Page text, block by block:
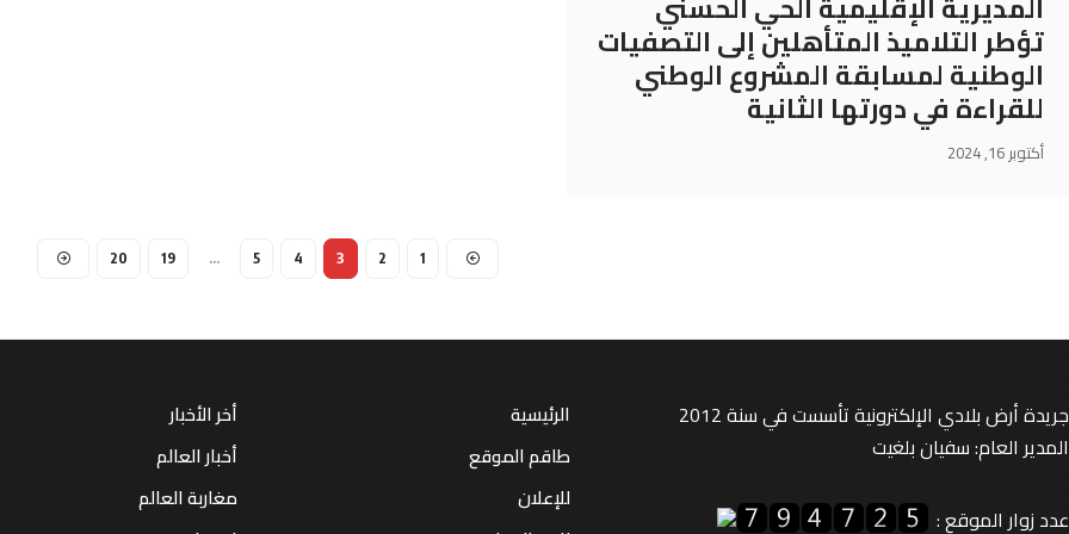
تؤطر التلاميذ المتأهلين إلى التصفيات
الوطنية لمسابقة المشروع الوطني
للقراءة في دورتها الثانية
أكتوبر 16, 2024
1
2
3
4
5
…
19
20
جريدة أرض بلادي الإلكترونية تأسست في سنة 2012
المدير العام: سفيان بلغيت
عدد زوار الموقع :
الرئيسية
طاقم الموقع
للإعلان
أخر الأخبار
أخبار العالم
مغاربة العالم